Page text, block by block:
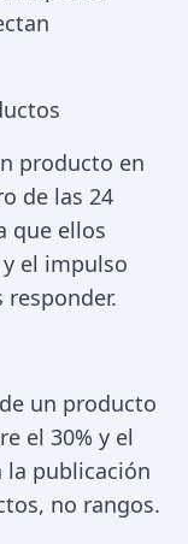
producto en
de las 24
que ellos
el impulso
un producto
el 30% y el
la publicación
no rangos.